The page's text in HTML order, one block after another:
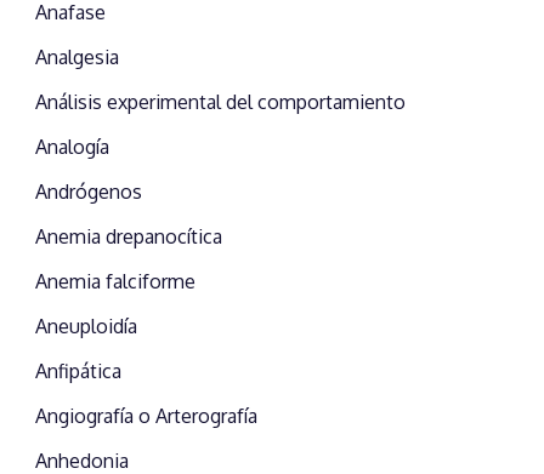
Anafase
Analgesia
Análisis experimental del comportamiento
Analogía
Andrógenos
Anemia drepanocítica
Anemia falciforme
Aneuploidía
Anfipática
Angiografía o Arterografía
Anhedonia